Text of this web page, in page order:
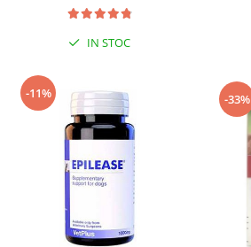
IN STOC
-11% -33%